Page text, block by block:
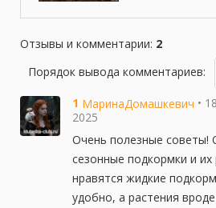
удобрений и
Комплексные
огорода –
Отзывы и комментарии: 2
Порядок вывода комментариев:
1 МаринаДомашкевич •
2025
Очень полезные советы!
сезонные подкормки и
нравятся жидкие
удобно, а растения